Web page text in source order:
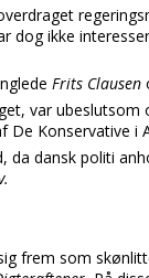
dog ikke
Frits Clausen
var
De Konservative i
da dansk politi
frem som